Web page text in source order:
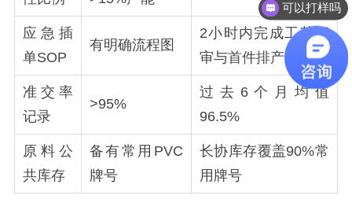
应急插
单SOP
有明确流程图
2小时内完成工艺评
审与首件排产
准交率
记录
>95%
过去6个月均值
96.5%
原料公
共库存
备有常用PVC
牌号
长协库存覆盖90%常
用牌号
有品质控制流程吗